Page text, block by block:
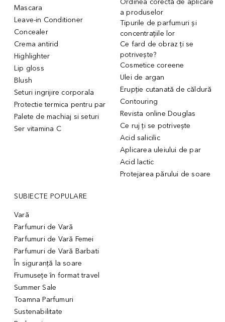
Mascara
Leave-in Conditioner
Concealer
Crema antirid
Highlighter
Lip gloss
Blush
Seturi ingrijire corporala
Protectie termica pentru par
Palete de machiaj si seturi
Ser vitamina C
Ordinea corectă de aplicare
a produselor
Tipurile de parfumuri și
concentrațiile lor
Ce fard de obraz ți se
potrivește?
Cosmetice coreene
Ulei de argan
Erupție cutanată de căldură
Contouring
Revista online Douglas
Ce ruj ți se potrivește
Acid salicilic
Aplicarea uleiului de par
Acid lactic
Protejarea părului de soare
SUBIECTE POPULARE
Vară
Parfumuri de Vară
Parfumuri de Vară Femei
Parfumuri de Vară Barbati
În siguranță la soare
Frumusețe în format travel
Summer Sale
Toamna Parfumuri
Sustenabilitate